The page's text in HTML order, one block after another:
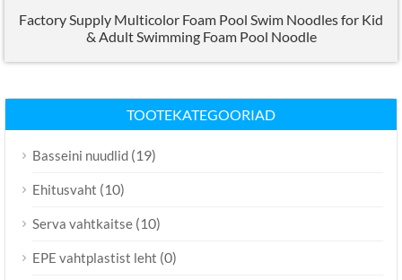
Factory Supply Multicolor Foam Pool Swim Noodles for Kid
& Adult Swimming Foam Pool Noodle
TOOTEKATEGOORIAD
Basseini nuudlid (19)
Ehitusvaht (10)
Serva vahtkaitse (10)
EPE vahtplastist leht (0)